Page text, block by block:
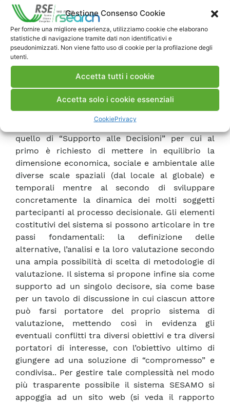
Gestione Consenso Cookie
Per fornire una migliore esperienza, utilizziamo cookie che elaborano
statistiche di navigazione tramite dati non identificativi e
pseudonimizzati. Non viene fatto uso di cookie per la profilazione degli
utenti.
Accetta tutti i cookie
Accetta solo i cookie essenziali
CookiePrivacy
programmazione in campo energetico, in
generale, ha una valenza temporale di medio-
lungo periodo e risponde ad un complesso
apparato normativo che si articola in criteri di
sicurezza, economicità, qualità del servizio e
garanzie di tutela ambientale coinvolgendo
ambiti territoriali ed amministrativi a tutti i livelli
di organizzazione della nazione. Il sistema
SESAMO si propone di articolare e sviluppare
questa complessità di obiettivi a partire dalla
quello di “Supporto alle Decisioni” per cui al
primo è richiesto di mettere in equilibrio la
dimensione economica, sociale e ambientale alle
diverse scale spaziali (dal locale al globale) e
temporali mentre al secondo di sviluppare
concretamente la dinamica dei molti soggetti
partecipanti al processo decisionale. Gli elementi
costitutivi del sistema si possono articolare in tre
passi fondamentali: la definizione delle
alternative, l’analisi e la loro valutazione secondo
una ampia possibilità di scelta di metodologie di
valutazione. Il sistema si propone infine sia come
supporto ad un singolo decisore, sia come base
per un tavolo di discussione in cui ciascun attore
può farsi portatore del proprio sistema di
valutazione, mettendo così in evidenza gli
eventuali conflitti tra diversi obiettivi e tra diversi
portatori di interesse, con l’obiettivo ultimo di
giungere ad una soluzione di “compromesso” e
condivisa.. Per gestire tale complessità nel modo
più trasparente possibile il sistema SESAMO si
appoggia ad un sito web (si veda il rapporto